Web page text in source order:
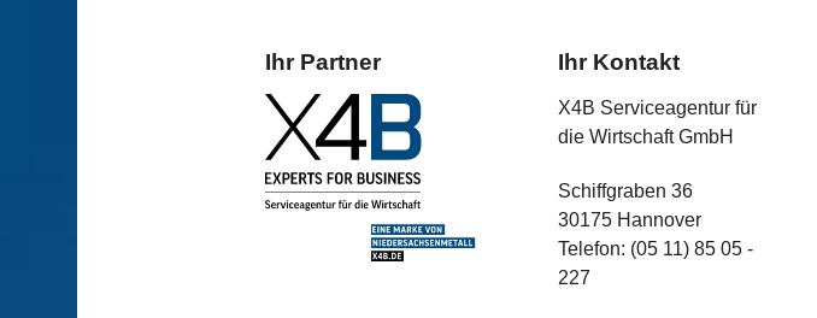
Ihr Partner Ihr Kontakt
X4B Serviceagentur für
die Wirtschaft GmbH
Schiffgraben 36
30175 Hannover
Telefon: (05 11) 85 05 -
227